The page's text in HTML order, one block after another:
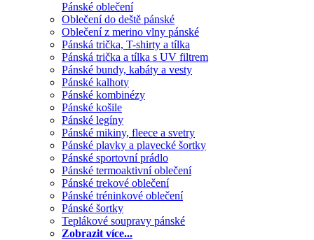
Pánské oblečení
Oblečení do deště pánské
Oblečení z merino vlny pánské
Pánská trička, T-shirty a tílka
Pánská trička a tílka s UV filtrem
Pánské bundy, kabáty a vesty
Pánské kalhoty
Pánské kombinézy
Pánské košile
Pánské legíny
Pánské mikiny, fleece a svetry
Pánské plavky a plavecké šortky
Pánské sportovní prádlo
Pánské termoaktivní oblečení
Pánské trekové oblečení
Pánské tréninkové oblečení
Pánské šortky
Teplákové soupravy pánské
Zobrazit více...